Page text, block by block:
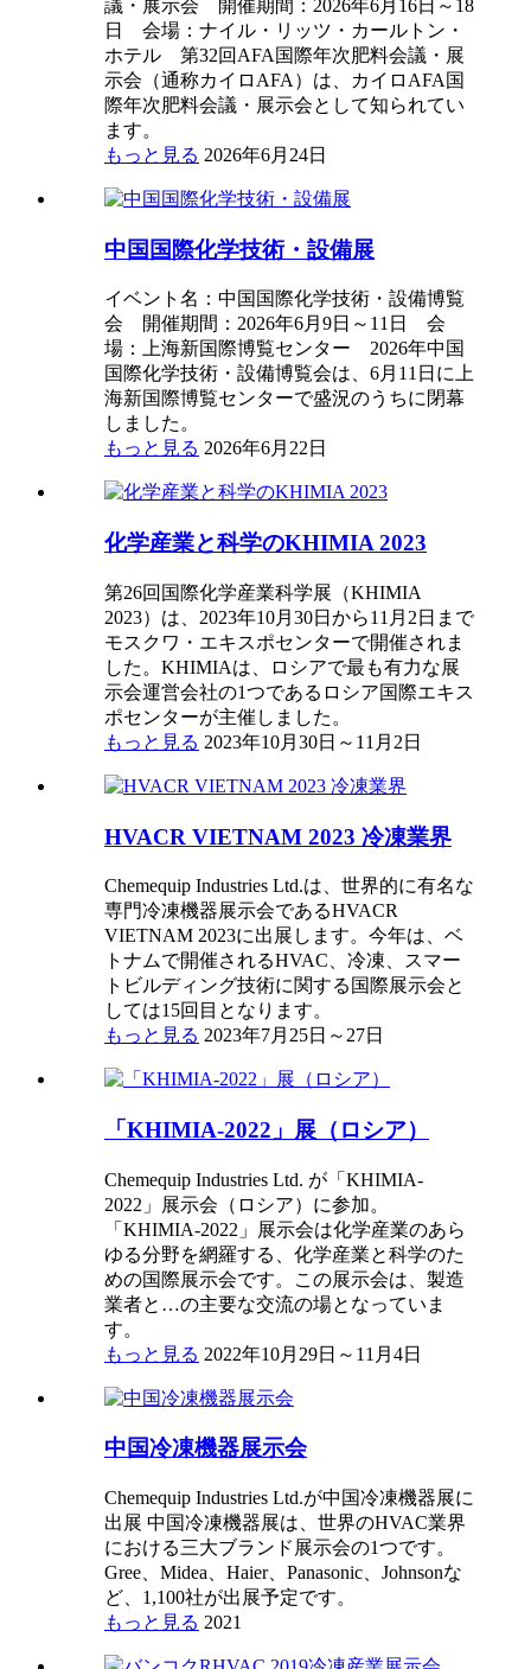
議・展示会 開催期間：2026年6月16日～18
日 会場：ナイル・リッツ・カールトン・
ホテル 第32回AFA国際年次肥料会議・展
示会（通称カイロAFA）は、カイロAFA国
際年次肥料会議・展示会として知られてい
ます。
もっと見る 2026年6月24日
中国国際化学技術・設備展
イベント名：中国国際化学技術・設備博覧
会 開催期間：2026年6月9日～11日 会
場：上海新国際博覧センター 2026年中国
国際化学技術・設備博覧会は、6月11日に上
海新国際博覧センターで盛況のうちに閉幕
しました。
もっと見る 2026年6月22日
化学産業と科学のKHIMIA 2023
第26回国際化学産業科学展（KHIMIA
2023）は、2023年10月30日から11月2日まで
モスクワ・エキスポセンターで開催されま
した。KHIMIAは、ロシアで最も有力な展
示会運営会社の1つであるロシア国際エキス
ポセンターが主催しました。
もっと見る 2023年10月30日～11月2日
HVACR VIETNAM 2023 冷凍業界
Chemequip Industries Ltd.は、世界的に有名な
専門冷凍機器展示会であるHVACR
VIETNAM 2023に出展します。今年は、ベ
トナムで開催されるHVAC、冷凍、スマー
トビルディング技術に関する国際展示会と
しては15回目となります。
もっと見る 2023年7月25日～27日
「KHIMIA-2022」展（ロシア）
Chemequip Industries Ltd. が「KHIMIA-
2022」展示会（ロシア）に参加。
「KHIMIA-2022」展示会は化学産業のあら
ゆる分野を網羅する、化学産業と科学のた
めの国際展示会です。この展示会は、製造
業者と…の主要な交流の場となっていま
す。
もっと見る 2022年10月29日～11月4日
中国冷凍機器展示会
Chemequip Industries Ltd.が中国冷凍機器展に
出展 中国冷凍機器展は、世界のHVAC業界
における三大ブランド展示会の1つです。
Gree、Midea、Haier、Panasonic、Johnsonな
ど、1,100社が出展予定です。
もっと見る 2021